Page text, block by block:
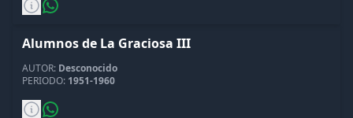
Alumnos de La Graciosa III
AUTOR: Desconocido
PERIODO: 1951-1960